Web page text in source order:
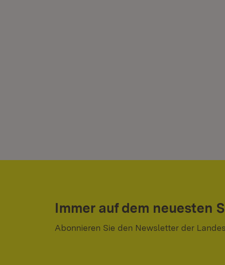
Immer auf dem neuesten
Abonnieren Sie den Newsletter der